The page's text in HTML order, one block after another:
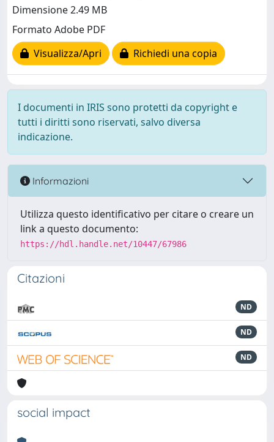
Dimensione 2.49 MB
Formato Adobe PDF
Visualizza/Apri
Richiedi una copia
I documenti in IRIS sono protetti da copyright e
tutti i diritti sono riservati, salvo diversa
indicazione.
Informazioni
Utilizza questo identificativo per citare o creare un
link a questo documento:
https://hdl.handle.net/10447/67986
Citazioni
ND
ND
ND
social impact